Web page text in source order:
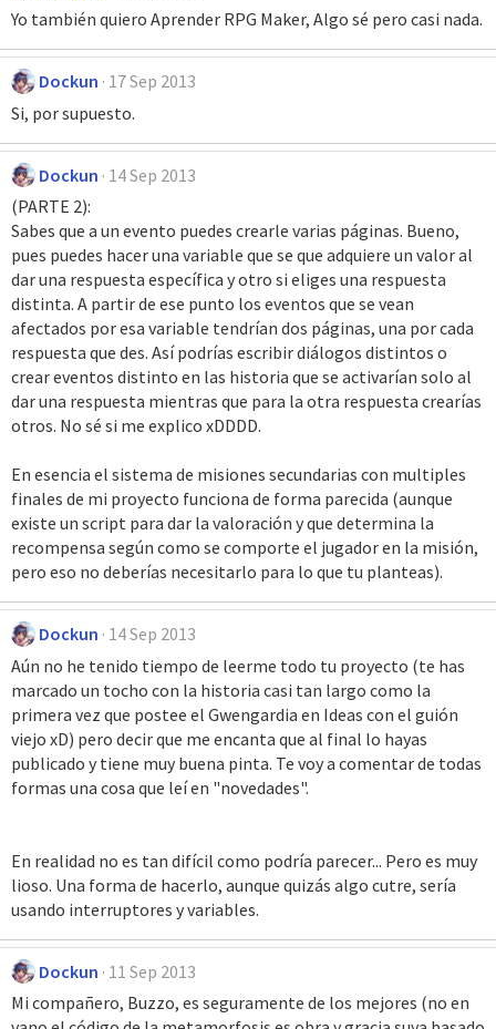
Yo también quiero Aprender RPG Maker, Algo sé pero casi nada.
Dockun 17 Sep 2013
Si, por supuesto.
Dockun 14 Sep 2013
(PARTE 2):
Sabes que a un evento puedes crearle varias páginas. Bueno,
pues puedes hacer una variable que se que adquiere un valor al
dar una respuesta específica y otro si eliges una respuesta
distinta. A partir de ese punto los eventos que se vean
afectados por esa variable tendrían dos páginas, una por cada
respuesta que des. Así podrías escribir diálogos distintos o
crear eventos distinto en las historia que se activarían solo al
dar una respuesta mientras que para la otra respuesta crearías
otros. No sé si me explico xDDDD.
En esencia el sistema de misiones secundarias con multiples
finales de mi proyecto funciona de forma parecida (aunque
existe un script para dar la valoración y que determina la
recompensa según como se comporte el jugador en la misión,
pero eso no deberías necesitarlo para lo que tu planteas).
Dockun 14 Sep 2013
Aún no he tenido tiempo de leerme todo tu proyecto (te has
marcado un tocho con la historia casi tan largo como la
primera vez que postee el Gwengardia en Ideas con el guión
viejo xD) pero decir que me encanta que al final lo hayas
publicado y tiene muy buena pinta. Te voy a comentar de todas
formas una cosa que leí en "novedades".
En realidad no es tan difícil como podría parecer... Pero es muy
lioso. Una forma de hacerlo, aunque quizás algo cutre, sería
usando interruptores y variables.
Dockun 11 Sep 2013
Mi compañero, Buzzo, es seguramente de los mejores (no en